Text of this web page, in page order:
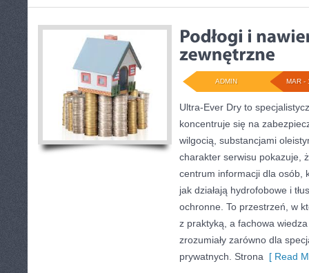
MAR -
ADMIN
Ultra-Ever Dry to
koncentruje się na
wilgocią, substancjami
charakter serwisu pokazuje,
centrum informacji dla osób,
jak działają hydrofobowe i
ochronne. To przestrzeń, w
z praktyką, a fachowa
zrozumiały zarówno dla
prywatnych. Strona [ Read